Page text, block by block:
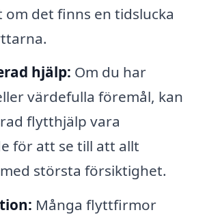
om det finns en tidslucka
hjälp: Om du har
värdefulla föremål, kan
flytthjälp vara
för att se till att allt
största försiktighet.
Många flyttfirmor